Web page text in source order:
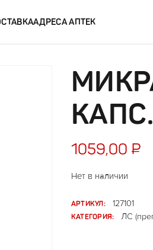
АДРЕСА АПТЕК
1059,00 ₽
Нет в наличии
АРТИКУЛ:
127101
КАТЕГОРИЯ:
ЛС